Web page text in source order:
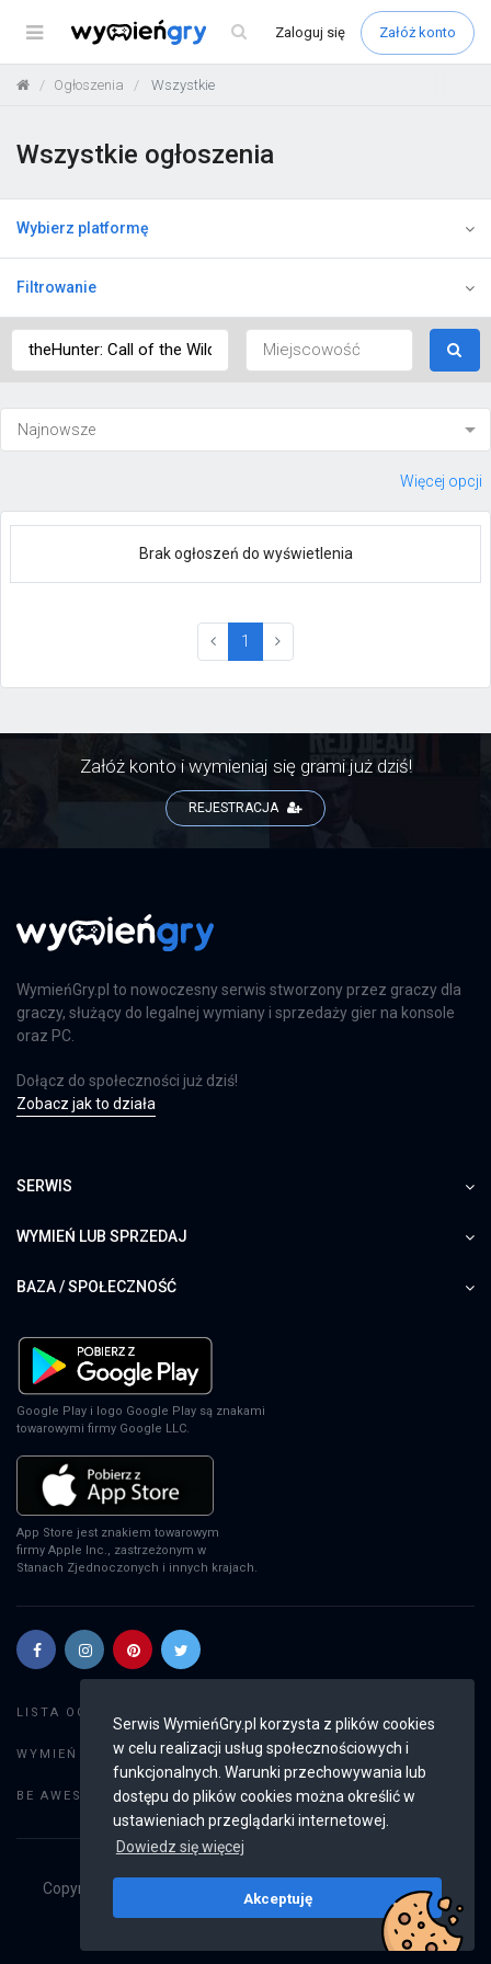
Serwis WymieńGry.pl korzysta z plików cookies
w celu realizacji usług społecznościowych i
funkcjonalnych. Warunki przechowywania lub
dostępu do plików cookies można określić w
ustawieniach przeglądarki internetowej.
Dowiedz się więcej
Akceptuję
Menu Zaloguj się Załóż konto
Ogłoszenia Wszystkie
Wszystkie ogłoszenia
Wybierz platformę
Filtrowanie
Więcej opcji
Brak ogłoszeń do wyświetlenia
1 (current)
Załóż konto i wymieniaj się grami już dziś!
REJESTRACJA
WymieńGry.pl to nowoczesny serwis stworzony przez graczy dla
graczy, służący do legalnej wymiany i sprzedaży gier na konsole
oraz PC.
Dołącz do społeczności już dziś!
Zobacz jak to działa
SERWIS
WYMIEŃ LUB SPRZEDAJ
BAZA / SPOŁECZNOŚĆ
Google Play i logo Google Play są znakami
towarowymi firmy Google LLC.
App Store jest znakiem towarowym
firmy Apple Inc., zastrzeżonym w
Stanach Zjednoczonych i innych krajach.
LISTA OGŁOSZEŃ:
WYMIEŃ GRY: Dodaj ogłoszenie
BE AWESOME: Weryfikacja konta
Copyright © 2019 - 2026
Wszystkie prawa
v2.8.4